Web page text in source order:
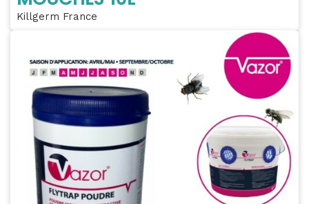
Killgerm France